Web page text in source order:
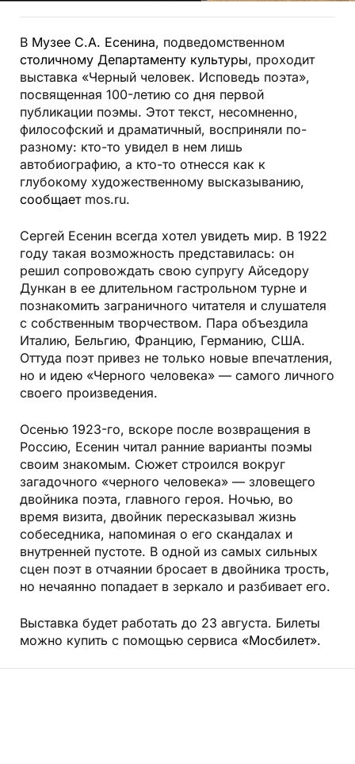
В Музее С.А. Есенина, подведомственном
столичному Департаменту культуры, проходит
выставка «Черный человек. Исповедь поэта»,
посвященная 100-летию со дня первой
публикации поэмы. Этот текст, несомненно,
философский и драматичный, восприняли по-
разному: кто-то увидел в нем лишь
автобиографию, а кто-то отнесся как к
глубокому художественному высказыванию,
сообщаетmos.ru.
Сергей Есенин всегда хотел увидеть мир. В 1922
году такая возможность представилась: он
решил сопровождать свою супругу Айседору
Дункан в ее длительном гастрольном турне и
познакомить заграничного читателя и слушателя
с собственным творчеством. Пара объездила
Италию, Бельгию, Францию, Германию, США.
Оттуда поэт привез не только новые впечатления,
но и идею «Черного человека» — самого личного
своего произведения.
Осенью 1923-го, вскоре после возвращения в
Россию, Есенин читал ранние варианты поэмы
своим знакомым. Сюжет строился вокруг
загадочного «черного человека» — зловещего
двойника поэта, главного героя. Ночью, во
время визита, двойник пересказывал жизнь
собеседника, напоминая о его скандалах и
внутренней пустоте. В одной из самых сильных
сцен поэт в отчаянии бросает в двойника трость,
но нечаянно попадает в зеркало и разбивает его.
Выставка будет работать до 23 августа. Билеты
можно купить с помощью сервиса «Мосбилет».